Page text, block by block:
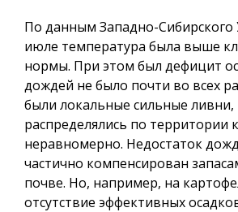
По данным Западно-
июле температура была выше
нормы. При этом был дефицит
дождей не было почти во всех
были локальные сильные ливни,
распределялись по территории
неравномерно. Недостаток
частично компенсирован
почве. Но, например, на
отсутствие эффективных